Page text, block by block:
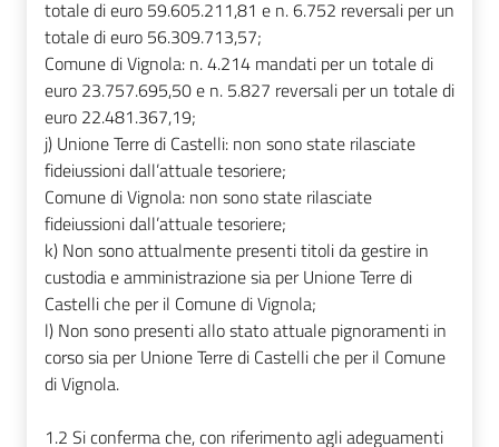
totale di euro 59.605.211,81 e n. 6.752 reversali per un
totale di euro 56.309.713,57;
Comune di Vignola: n. 4.214 mandati per un totale di
euro 23.757.695,50 e n. 5.827 reversali per un totale di
euro 22.481.367,19;
j) Unione Terre di Castelli: non sono state rilasciate
fideiussioni dall’attuale tesoriere;
Comune di Vignola: non sono state rilasciate
fideiussioni dall’attuale tesoriere;
k) Non sono attualmente presenti titoli da gestire in
custodia e amministrazione sia per Unione Terre di
Castelli che per il Comune di Vignola;
l) Non sono presenti allo stato attuale pignoramenti in
corso sia per Unione Terre di Castelli che per il Comune
di Vignola.
1.2 Si conferma che, con riferimento agli adeguamenti